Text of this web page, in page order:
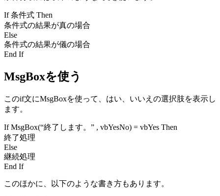
If 条件式 Then
条件式の結果が真の場合
Else
条件式の結果が儀の場合
End If
MsgBoxを使う
このif文にMsgBoxを使って、はい、いいえの選択肢を表示し
ます。
If MsgBox(“終了します。” , vbYesNo) = vbYes Then
終了処理
Else
継続処理
End If
このほかに、以下のような書き方もあります。